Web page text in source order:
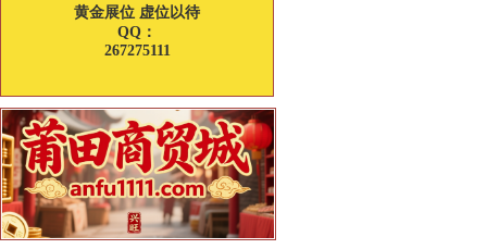
黄金展位 虚位以待
QQ：
267275111